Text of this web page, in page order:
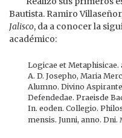
Bautista. Ramiro
Jalisco, da a conocer la
académico:
Logicae et Metaphisicae.
A. D. Josepho, Maria
Alumno. Divino
Defendedae. Praeisde
In. eoden. Collegio.
mensis. Junni, anno. Dni.